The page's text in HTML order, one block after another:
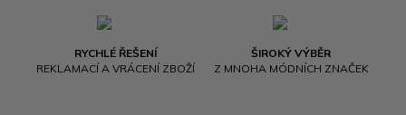
RYCHLÉ ŘEŠENÍ
REKLAMACÍ A VRÁCENÍ ZBOŽÍ
ŠIROKÝ VÝBĚR
Z MNOHA MÓDNÍCH ZNAČEK